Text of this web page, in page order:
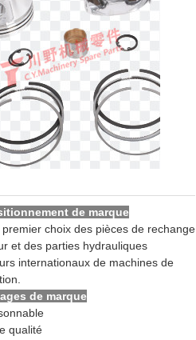
de marque
premier choix des pièces de rechange
et des parties hydrauliques
internationaux de machines de
de marque
qualité